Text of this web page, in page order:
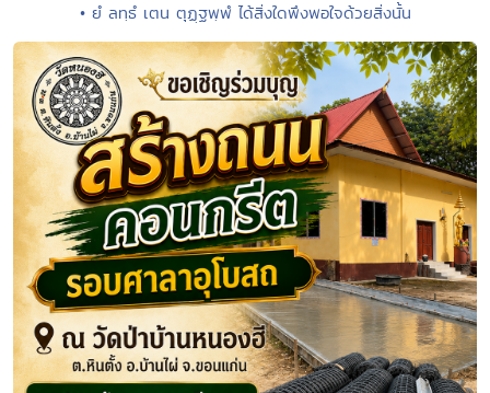
• ยํ ลทฺธํ เตน ตุฏฺฐพฺพํ ได้สิ่งใดพึงพอใจด้วยสิ่งนั้น